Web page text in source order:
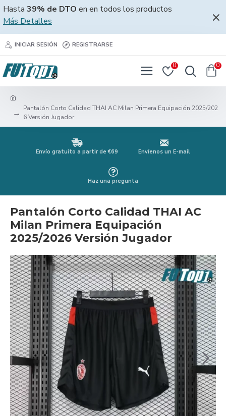
Hasta 39% de DTO en en todos los productos
Más Detalles
INICIAR SESIÓN REGISTRARSE
0 0
Pantalón Corto Calidad THAI AC Milan Primera Equipación 2025/202
6 Versión Jugador
Envío gratuito a partir de €69 Envíenos un E-mail
Haz una pregunta
Pantalón Corto Calidad THAI AC
Milan Primera Equipación
2025/2026 Versión Jugador